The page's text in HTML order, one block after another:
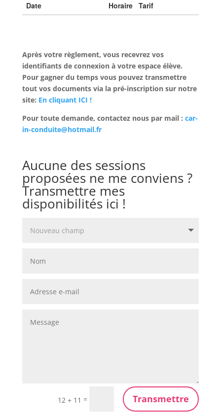
Après votre règlement, vous recevrez vos
identifiants de connexion à votre espace élève.
Pour gagner du temps vous pouvez transmettre
tout vos documents via la pré-inscription sur notre
site: En cliquant ICI !
Pour toute demande, contactez nous par mail : car-
in-conduite@hotmail.fr
Aucune des sessions
proposées ne me conviens ?
Transmettre mes
disponibilités ici !
12 + 11 = Transmettre